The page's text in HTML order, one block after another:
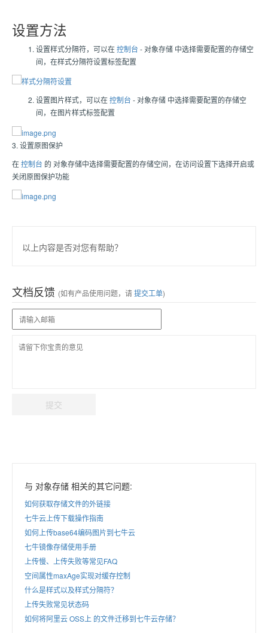
设置方法
设置样式分隔符，可以在控制台 - 对象存储 中选择需要配置的存储空
间，在样式分隔符设置标签配置
设置图片样式，可以在控制台 - 对象存储 中选择需要配置的存储空
间，在图片样式标签配置
3. 设置原图保护
在控制台 的 对象存储中选择需要配置的存储空间，在访问设置下选择开启或
关闭原图保护功能
以上内容是否对您有帮助？
文档反馈 (如有产品使用问题，请提交工单)
提交
与 对象存储 相关的其它问题:
如何获取存储文件的外链接
七牛云上传下载操作指南
如何上传base64编码图片到七牛云
七牛镜像存储使用手册
上传慢、上传失败等常见FAQ
空间属性maxAge实现对缓存控制
什么是样式以及样式分隔符？
上传失败常见状态码
如何将阿里云 OSS上 的文件迁移到七牛云存储？